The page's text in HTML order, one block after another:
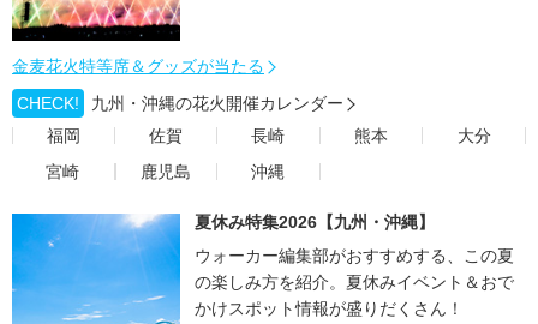
金麦花火特等席＆グッズが当たる
CHECK!
九州・沖縄の花火開催カレンダー
福岡
佐賀 長崎 熊本
大分
宮崎
鹿児島 沖縄
夏休み特集2026【九州・沖縄】
ウォーカー編集部がおすすめする、この夏
の楽しみ方を紹介。夏休みイベント＆おで
かけスポット情報が盛りだくさん！